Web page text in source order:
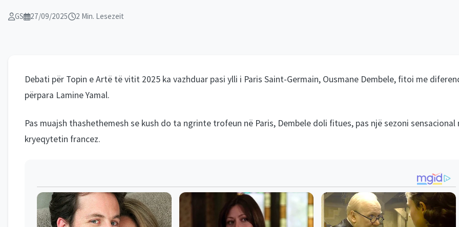
GS 27/09/2025 2 Min. Lesezeit
Debati për Topin e Artë të vitit 2025 ka vazhduar pasi ylli i Paris Saint-Germain, Ousmane Dembele, fitoi me
përpara Lamine Yamal.
Pas muajsh thashethemesh se kush do ta ngrinte trofeun në Paris, Dembele doli fitues, pas një sezoni sensacional
kryeqytetin francez.